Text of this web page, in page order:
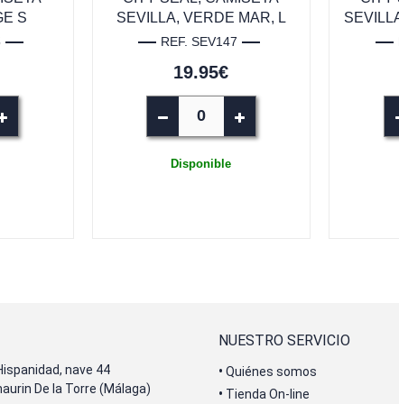
S
SEVILLA, VERDE MAR, L
REF. SEV147
19.95€
Disponible
nave 44
De la Torre (Málaga)
NUESTRO SERVICIO
• Quiénes somos
• Tienda On-line